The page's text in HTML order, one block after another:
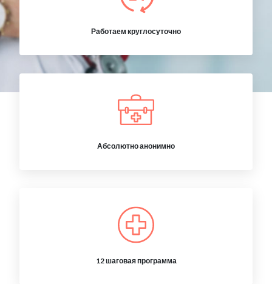
Работаем круглосуточно
Абсолютно анонимно
12 шаговая программа